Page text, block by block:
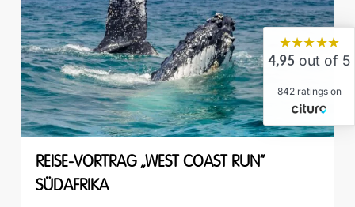
REISE-VORTRAG „WEST COAST RUN“
SÜDAFRIKA
★★★★★
4,95 out of 5
842 ratings on